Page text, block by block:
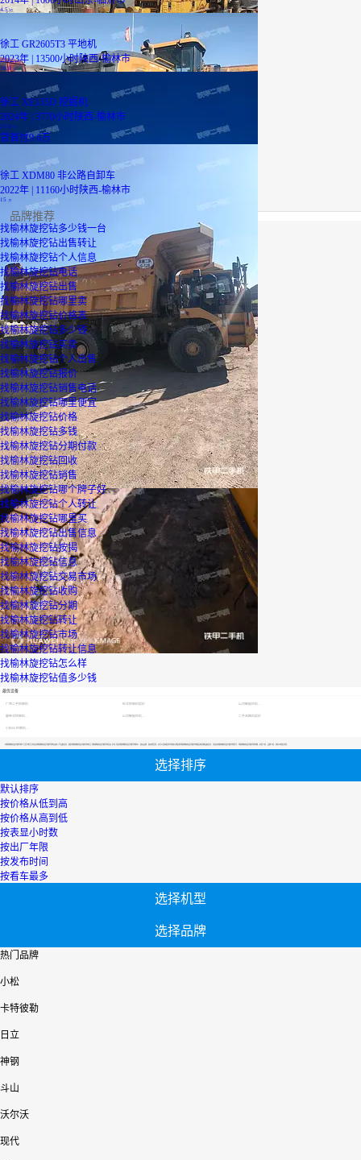
4.5万
徐工 GR2605T3 平地机
2023年 | 13500小时陕西-榆林市
38.8
徐工 XE135D 挖掘机
2024年 | 3770小时陕西-榆林市
23.9 万
贷首付9.6万
徐工 XDM80 非公路自卸车
2022年 | 11160小时陕西-榆林市
15
品牌推荐
找榆林旋挖钻多少钱一台
找榆林旋挖钻出售转让
找榆林旋挖钻个人信息
找榆林旋挖钻电话
找榆林旋挖钻出售
找榆林旋挖钻哪里卖
找榆林旋挖钻价格表
找榆林旋挖钻多少钱
找榆林旋挖钻买卖
找榆林旋挖钻个人出售
找榆林旋挖钻报价
找榆林旋挖钻销售电话
找榆林旋挖钻哪里便宜
找榆林旋挖钻价格
找榆林旋挖钻多钱
找榆林旋挖钻分期付款
找榆林旋挖钻回收
找榆林旋挖钻销售
找榆林旋挖钻哪个牌子好
找榆林旋挖钻个人转让
找榆林旋挖钻哪里买
找榆林旋挖钻出售信息
找榆林旋挖钻按揭
找榆林旋挖钻信息
找榆林旋挖钻交易市场
找榆林旋挖钻收购
找榆林旋挖钻分期
找榆林旋挖钻转让
找榆林旋挖钻市场
找榆林旋挖钻转让信息
找榆林旋挖钻怎么样
找榆林旋挖钻值多少钱
最优设备
广西二手挖掘机 轮式挖掘机报价
二手压路机报价
选择排序
默认排序
按价格从低到高
按价格从高到低
按表显小时数
按出厂年限
按发布时间
按看车最多
选择机型
选择品牌
热门品牌
小松
卡特彼勒
日立
神钢
斗山
沃尔沃
现代